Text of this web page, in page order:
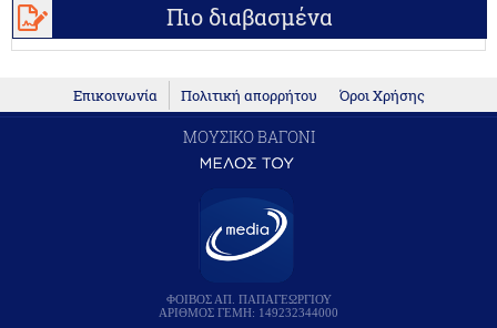
Πιο διαβασμένα
Επικοινωνία Πολιτική απορρήτου Όροι Χρήσης
ΜΟΥΣΙΚΟ ΒΑΓΟΝΙ
ΦΟΙΒΟΣ ΑΠ. ΠΑΠΑΓΕΩΡΓΙΟΥ
ΑΡΙΘΜΟΣ ΓΕΜΗ: 149232344000